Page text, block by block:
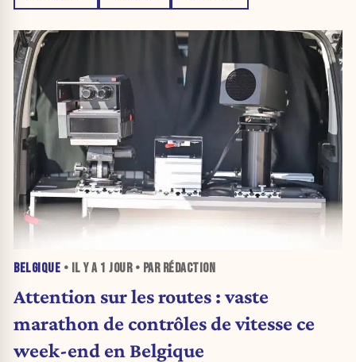
BELGIQUE • IL Y A 1 JOUR• PAR RÉDACTION
Attention sur les routes : vaste
marathon de contrôles de vitesse ce
week-end en Belgique